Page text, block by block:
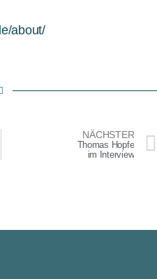
about/
NÄCHSTER
Thomas Hopfe
im Interview